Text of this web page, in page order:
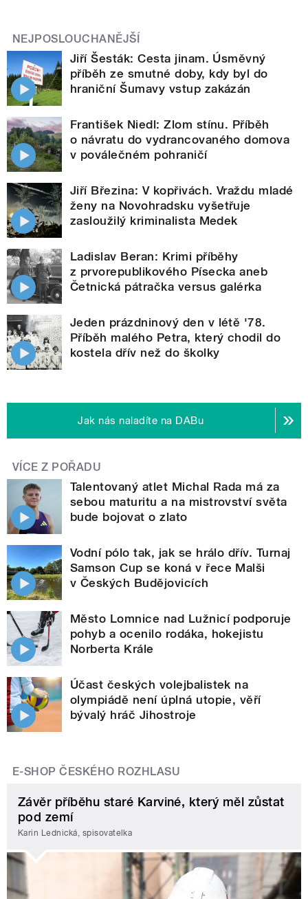
NEJPOSLOUCHANĚJŠÍ
Jiří Šesták: Cesta jinam. Úsměvný
příběh ze smutné doby, kdy byl do
hraniční Šumavy vstup zakázán
František Niedl: Zlom stínu. Příběh
o návratu do vydrancovaného domova
v poválečném pohraničí
Jiří Březina: V kopřivách. Vraždu mladé
ženy na Novohradsku vyšetřuje
zasloužilý kriminalista Medek
Ladislav Beran: Krimi příběhy
z prvorepublikového Písecka aneb
Četnická pátračka versus galérka
Jeden prázdninový den v létě '78.
Příběh malého Petra, který chodil do
kostela dřív než do školky
Jak nás naladíte na DABu
VÍCE Z POŘADU
Talentovaný atlet Michal Rada má za
sebou maturitu a na mistrovství světa
bude bojovat o zlato
Vodní pólo tak, jak se hrálo dřív. Turnaj
Samson Cup se koná v řece Malši
v Českých Budějovicích
Město Lomnice nad Lužnicí podporuje
pohyb a ocenilo rodáka, hokejistu
Norberta Krále
Účast českých volejbalistek na
olympiádě není úplná utopie, věří
bývalý hráč Jihostroje
E-SHOP ČESKÉHO ROZHLASU
Závěr příběhu staré Karviné, který měl zůstat
pod zemí
Karin Lednická, spisovatelka